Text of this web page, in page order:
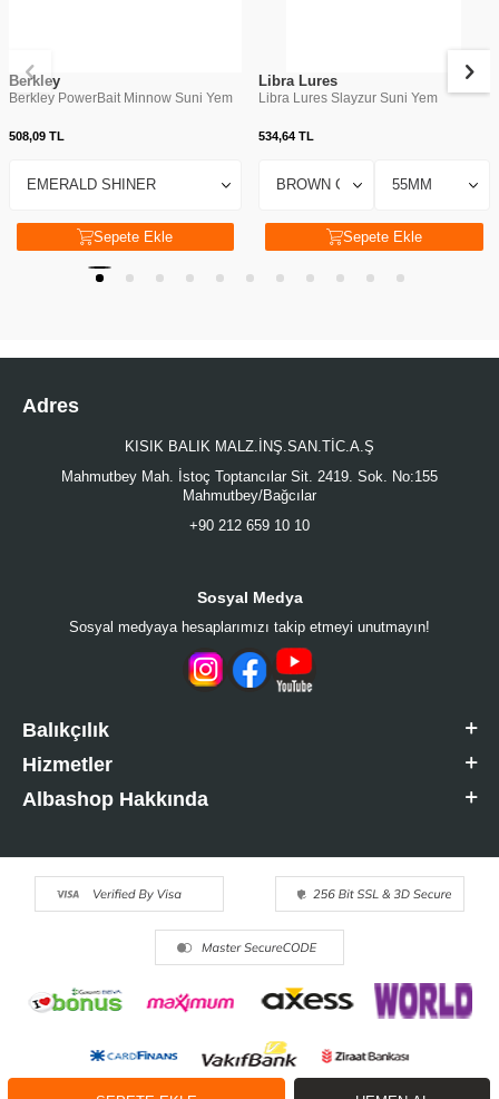
Berkley
Berkley PowerBait Minnow Suni Yem
508,09 TL
Sepete Ekle
Libra Lures
Libra Lures Slayzur Suni Yem
534,64TL
Sepete Ekle
Adres
KISIK BALIK MALZ.İNŞ.SAN.TİC.A.Ş
Mahmutbey Mah. İstoç Toptancılar Sit. 2419. Sok. No:155
Mahmutbey/Bağcılar
+90 212 659 10 10
Sosyal Medya
Sosyal medyaya hesaplarımızı takip etmeyi unutmayın!
Balıkçılık
Hizmetler
Albashop Hakkında